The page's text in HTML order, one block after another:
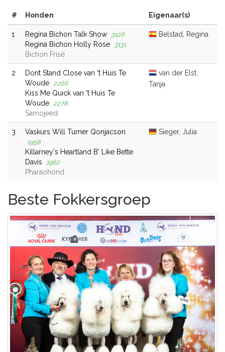
# Honden Eigenaar(s)
1 Regina Bichon Talk Show 3126
Regina Bichon Holly Rose 3131
Bichon Frisé
Belstad, Regina
2
Dont Stand Close van 't Huis Te
Woude 2266
Kiss Me Quick van 't Huis Te
Woude 2278
Samojeed
van der Elst,
Tanja
3 Vaskurs Will Turner Qonjacson
1958
Killarney's Heartland B' Like Bette
Davis
1962
Pharaohond
Sieger, Julia
Beste Fokkersgroep